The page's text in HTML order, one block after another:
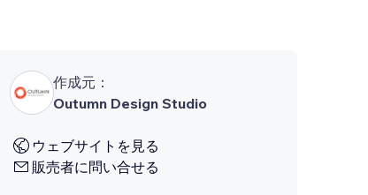
作成元：
Outumn Design Studio
ウェブサイトを見る
販売者に問い合せる